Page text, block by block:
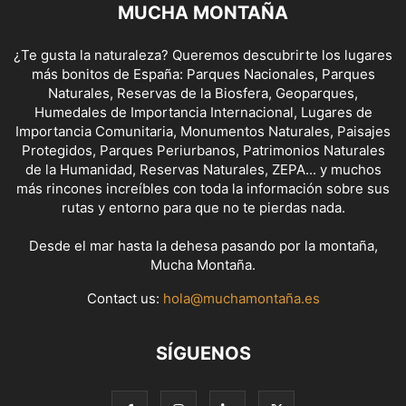
MUCHA MONTAÑA
¿Te gusta la naturaleza? Queremos descubrirte los lugares
más bonitos de España: Parques Nacionales, Parques
Naturales, Reservas de la Biosfera, Geoparques,
Humedales de Importancia Internacional, Lugares de
Importancia Comunitaria, Monumentos Naturales, Paisajes
Protegidos, Parques Periurbanos, Patrimonios Naturales
de la Humanidad, Reservas Naturales, ZEPA... y muchos
más rincones increíbles con toda la información sobre sus
rutas y entorno para que no te pierdas nada.
Desde el mar hasta la dehesa pasando por la montaña,
Mucha Montaña.
Contact us: hola@muchamontaña.es
SÍGUENOS